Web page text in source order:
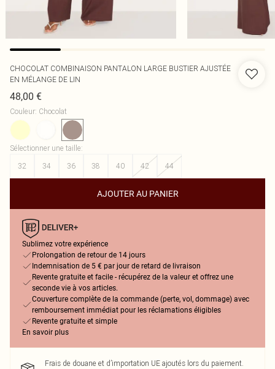
CHOCOLAT COMBINAISON PANTALON LARGE BUSTIER AJUSTÉE
EN MÉLANGE DE LIN
48,00 €
Couleur: Chocolat
Sélectionner une taille:
32
34 36 38 40 42 44
AJOUTER AU PANIER
Sublimez votre expérience
Prolongation de retour de 14 jours
Indemnisation de 5 € par jour de retard de livraison
Revente gratuite et facile - récupérez de la valeur et offrez une
seconde vie à vos articles.
Couverture complète de la commande (perte, vol, dommage) avec
remboursement immédiat pour les réclamations éligibles
Revente gratuite et simple
En savoir plus
Frais de douane et d’importation UE ajoutés lors du paiement.